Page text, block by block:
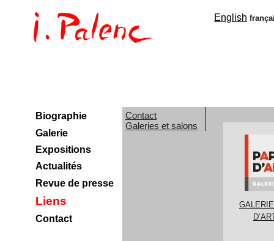
English
Contact
Galeries et salons
Biographie
Galerie
Expositions
Actualités
Revue de presse
Liens
Contact